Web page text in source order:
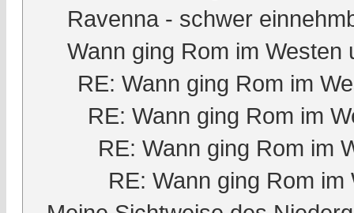
Ravenna - schwer
Wann ging Rom im Westen
RE: Wann ging Rom im
RE: Wann ging Rom im
RE: Wann ging Rom im
RE: Wann ging Rom im